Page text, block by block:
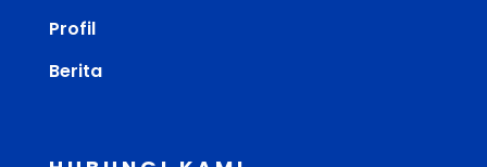
Profil
Berita